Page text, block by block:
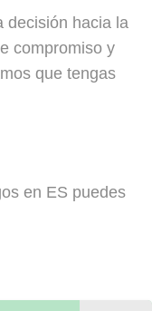
decisión hacia la
compromiso y
que tengas
en ES puedes